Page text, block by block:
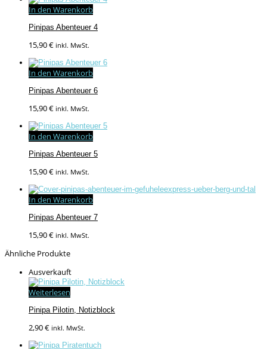
In den Warenkorb
Pinipas Abenteuer 4
15,90€ inkl. MwSt.
In den Warenkorb
Pinipas Abenteuer 6
15,90€ inkl. MwSt.
In den Warenkorb
Pinipas Abenteuer 5
15,90€ inkl. MwSt.
In den Warenkorb
Pinipas Abenteuer 7
15,90€ inkl. MwSt.
Ähnliche Produkte
Ausverkauft
Weiterlesen
Pinipa Pilotin, Notizblock
2,90€ inkl. MwSt.